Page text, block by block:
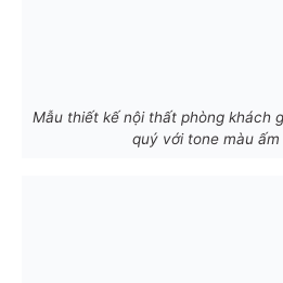
Mẫu thiết kế nội thất phòng khách
quý với tone màu